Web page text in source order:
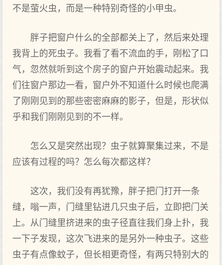
不是萤火虫，而是一种特别奇怪的小甲虫。
胖子把窗户什么的全部都关上了，然后来处理
我背上的死虫子。我看了看不流血的手，刚松了口
气，忽然就听到这个房子的窗户开始震动起来。我
们往窗户那边一看，窗户外不知道什么时候也爬满
了刚刚见到的那些密密麻麻的影子，但是，形状似
乎和我们刚刚见到的不一样。
怎么又是突然出现？虫子就算聚集过来，不是
应该有过程的吗？怎么每次都这样？
这次，我们没有再犹豫，胖子把门打开一条
缝，嗡一声，门缝里钻进几只虫子后，立即把门关
上。从门缝里挤进来的虫子径直往我们身上扑，我
一下子发现，这次飞进来的是另外一种虫子。这些
虫子有点像蚊子，但长相更奇怪，有两只特别大的